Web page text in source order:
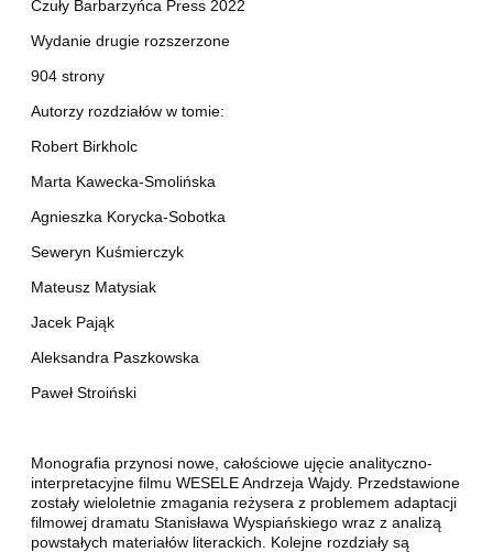
Czuły Barbarzyńca Press 2022
Wydanie drugie rozszerzone
904 strony
Autorzy rozdziałów w tomie:
Robert Birkholc
Marta Kawecka-Smolińska
Agnieszka Korycka-Sobotka
Seweryn Kuśmierczyk
Mateusz Matysiak
Jacek Pająk
Aleksandra Paszkowska
Paweł Stroiński
Monografia przynosi nowe, całościowe ujęcie analityczno-
interpretacyjne filmu WESELE Andrzeja Wajdy. Przedstawione
zostały wieloletnie zmagania reżysera z problemem adaptacji
filmowej dramatu Stanisława Wyspiańskiego wraz z analizą
powstałych materiałów literackich. Kolejne rozdziały są